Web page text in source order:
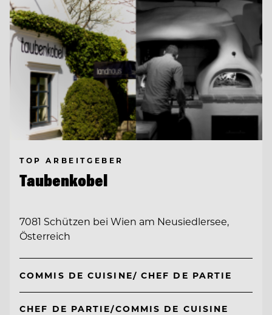
TOP ARBEITGEBER
Taubenkobel
7081 Schützen bei Wien am Neusiedlersee,
Österreich
COMMIS DE CUISINE/ CHEF DE PARTIE
CHEF DE PARTIE/COMMIS DE CUISINE